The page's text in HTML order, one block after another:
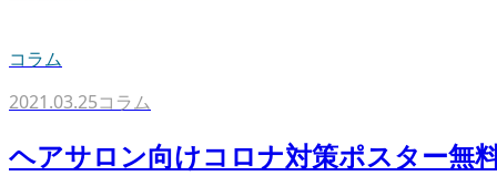
コラム
2021.03.25コラム
ヘアサロン向けコロナ対策ポスター無